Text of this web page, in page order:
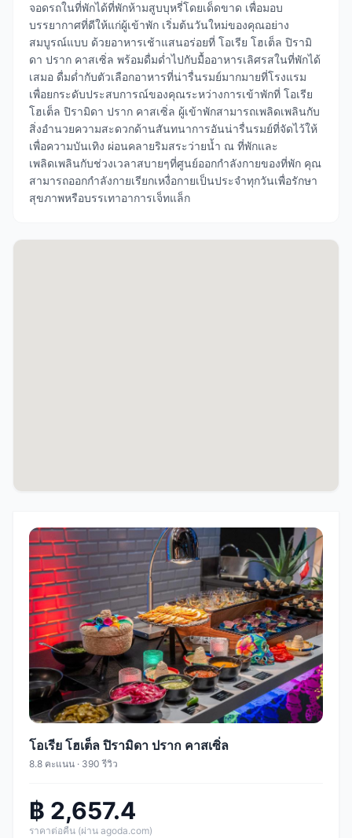
จอดรถในที่พักได้ที่พักห้ามสูบบุหรี่โดยเด็ดขาด เพื่อมอบ
บรรยากาศที่ดีให้แก่ผู้เข้าพัก เริ่มต้นวันใหม่ของคุณอย่าง
สมบูรณ์แบบ ด้วยอาหารเช้าแสนอร่อยที่ โอเรีย โฮเต็ล ปิรามิ
ดา ปราก คาสเซิ่ล พร้อมดื่มด่ำไปกับมื้ออาหารเลิศรสในที่พักได้
เสมอ ดื่มด่ำกับตัวเลือกอาหารที่น่ารื่นรมย์มากมายที่โรงแรม
เพื่อยกระดับประสบการณ์ของคุณระหว่างการเข้าพักที่ โอเรีย
โฮเต็ล ปิรามิดา ปราก คาสเซิ่ล ผู้เข้าพักสามารถเพลิดเพลินกับ
สิ่งอำนวยความสะดวกด้านสันทนาการอันน่ารื่นรมย์ที่จัดไว้ให้
เพื่อความบันเทิง ผ่อนคลายริมสระว่ายน้ำ ณ ที่พักและ
เพลิดเพลินกับช่วงเวลาสบายๆที่ศูนย์ออกกำลังกายของที่พัก คุณ
สามารถออกกำลังกายเรียกเหงื่อกายเป็นประจำทุกวันเพื่อรักษา
สุขภาพหรือบรรเทาอาการเจ็ทแล็ก
โอเรีย โฮเต็ล ปิรามิดา ปราก คาสเซิ่ล
8.8 คะแนน · 390 รีวิว
฿ 2,657.4
ราคาต่อคืน (ผ่าน agoda.com)